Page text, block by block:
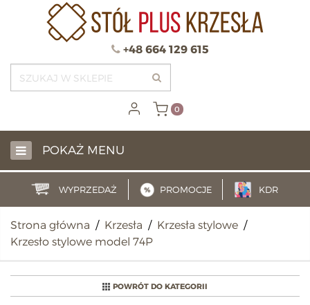
0
+48 664 129 615
POKAŻ MENU
WYPRZEDAŻ PROMOCJE KDR
Strona główna / Krzesła / Krzesła stylowe /
Krzesło stylowe model 74P
POWRÓT DO KATEGORII